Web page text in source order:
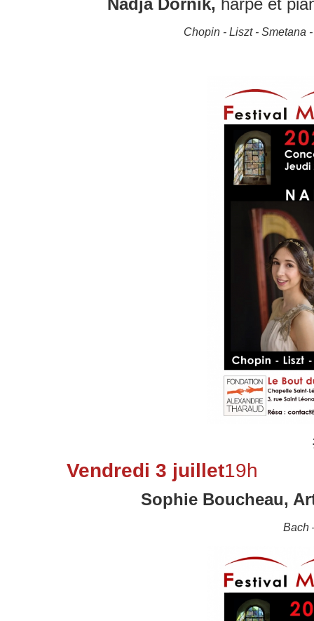
Nadja Dornik, harpe et
Chopin - Liszt - Smetana
Vendredi 3 juillet19h
Sophie Boucheau,
Bach